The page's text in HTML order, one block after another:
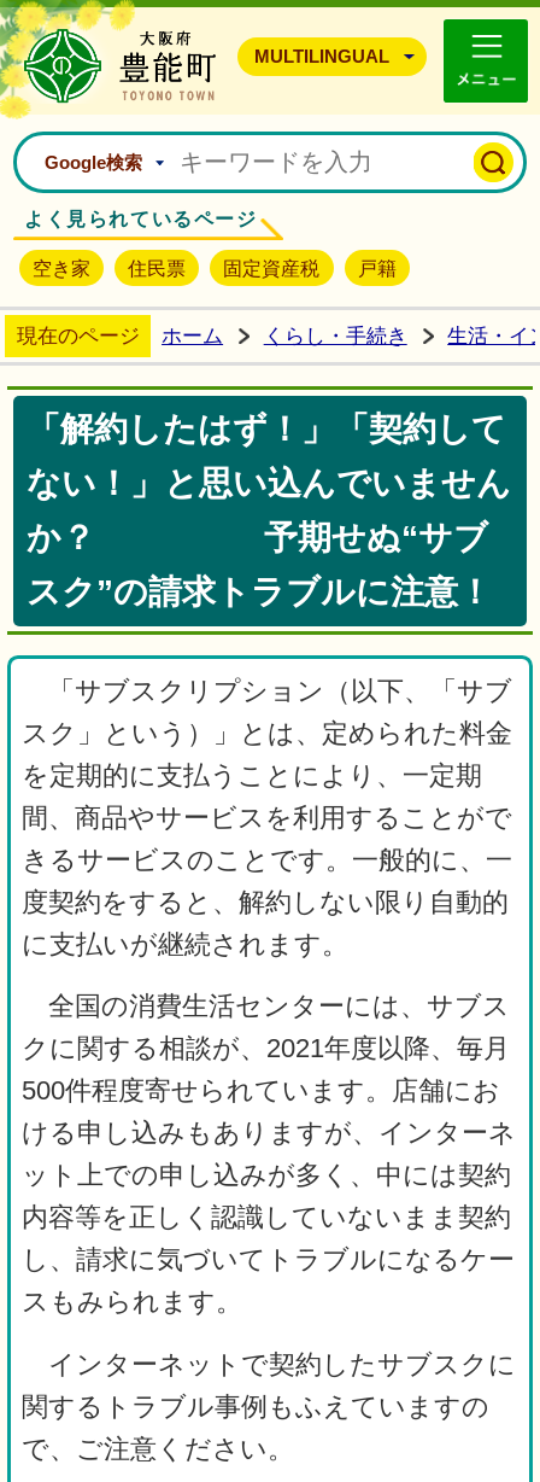
豊能町ホームページ
MULTILINGUAL
Google検索
よく見られているページ
空き家 住民票 固定資産税 戸籍
現在のページ ホーム くらし・手続き 生活・イ
「解約したはず！」「契約して
ない！」と思い込んでいません
か？ 予期せぬ“サブ
スク”の請求トラブルに注意！
「サブスクリプション（以下、「サブ
スク」という）」とは、定められた料金
を定期的に支払うことにより、一定期
間、商品やサービスを利用することがで
きるサービスのことです。一般的に、一
度契約をすると、解約しない限り自動的
に支払いが継続されます。
全国の消費生活センターには、サブス
クに関する相談が、2021年度以降、毎月
500件程度寄せられています。店舗にお
ける申し込みもありますが、インターネ
ット上での申し込みが多く、中には契約
内容等を正しく認識していないまま契約
し、請求に気づいてトラブルになるケー
スもみられます。
インターネットで契約したサブスクに
関するトラブル事例もふえていますの
で、ご注意ください。